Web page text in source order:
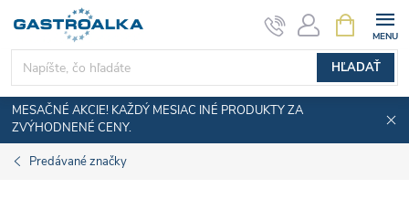
obsah
HĽADAŤ
KOŠÍK
MESAČNÉ AKCIE! KAŽDÝ MESIAC INÉ PRODUKTY ZA
ZVÝHODNENÉ CENY.
Predávané značky